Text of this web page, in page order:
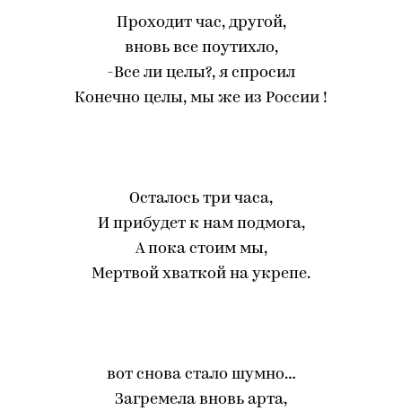
Проходит час, другой,
вновь все поутихло,
-Все ли целы?, я спросил
Конечно целы, мы же из России !
Осталось три часа,
И прибудет к нам подмога,
А пока стоим мы,
Мертвой хваткой на укрепе.
вот снова стало шумно…
Загремела вновь арта,